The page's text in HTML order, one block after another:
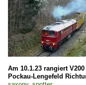
Am 10.1.23 rangiert
Pockau-Lengefeld